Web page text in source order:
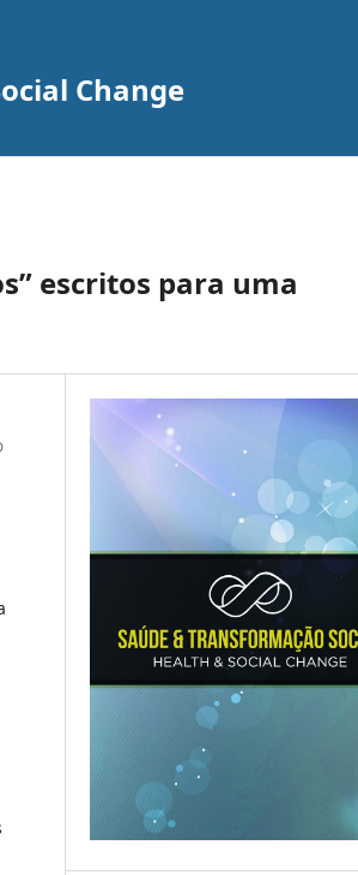
Change
escritos para uma